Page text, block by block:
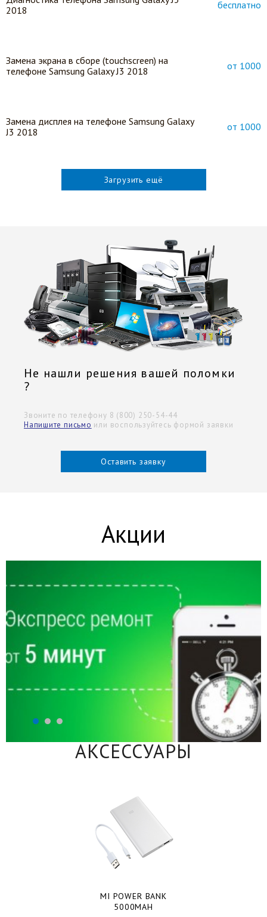
2018
бесплатно
Замена экрана в сборе (touchscreen) на
телефоне Samsung Galaxy J3 2018
от 1000
Замена дисплея на телефоне Samsung Galaxy
J3 2018
от 1000
Загрузить ещё
Не нашли решения вашей поломки
?
Звоните по телефону 8 (800) 250-54-44
Напишите письмо или воспользуйтесь формой заявки
Оставить заявку
Акции
АКСЕССУАРЫ
MI POWER BANK
5000MAH